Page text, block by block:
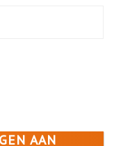
AAN